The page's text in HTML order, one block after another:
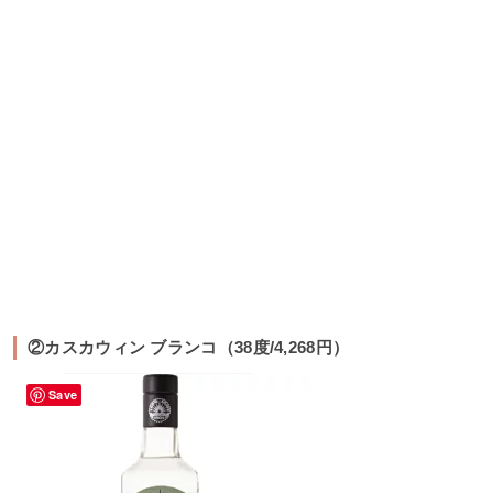
②カスカウィン ブランコ（38度/4,268円）
Save